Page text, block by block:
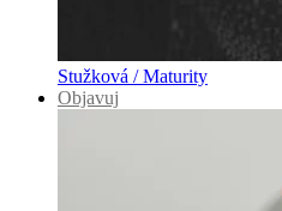
Stužková / Maturity
Objavuj